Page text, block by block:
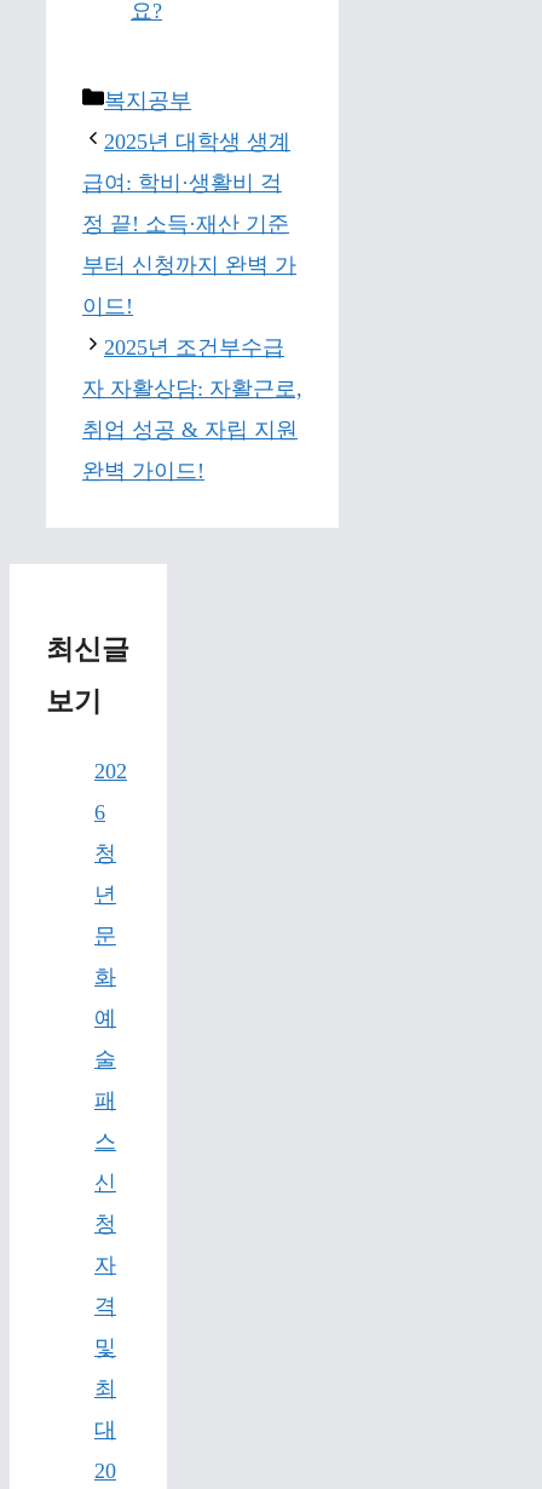
요?
Categories
복지공부
2025년 대학생 생계
급여: 학비·생활비 걱
정 끝! 소득·재산 기준
부터 신청까지 완벽 가
이드!
2025년 조건부수급
자 자활상담: 자활근로,
취업 성공 & 자립 지원
완벽 가이드!
최신글
보기
202
6
청
년
문
화
예
술
패
스
신
청
자
격
및
최
대
20